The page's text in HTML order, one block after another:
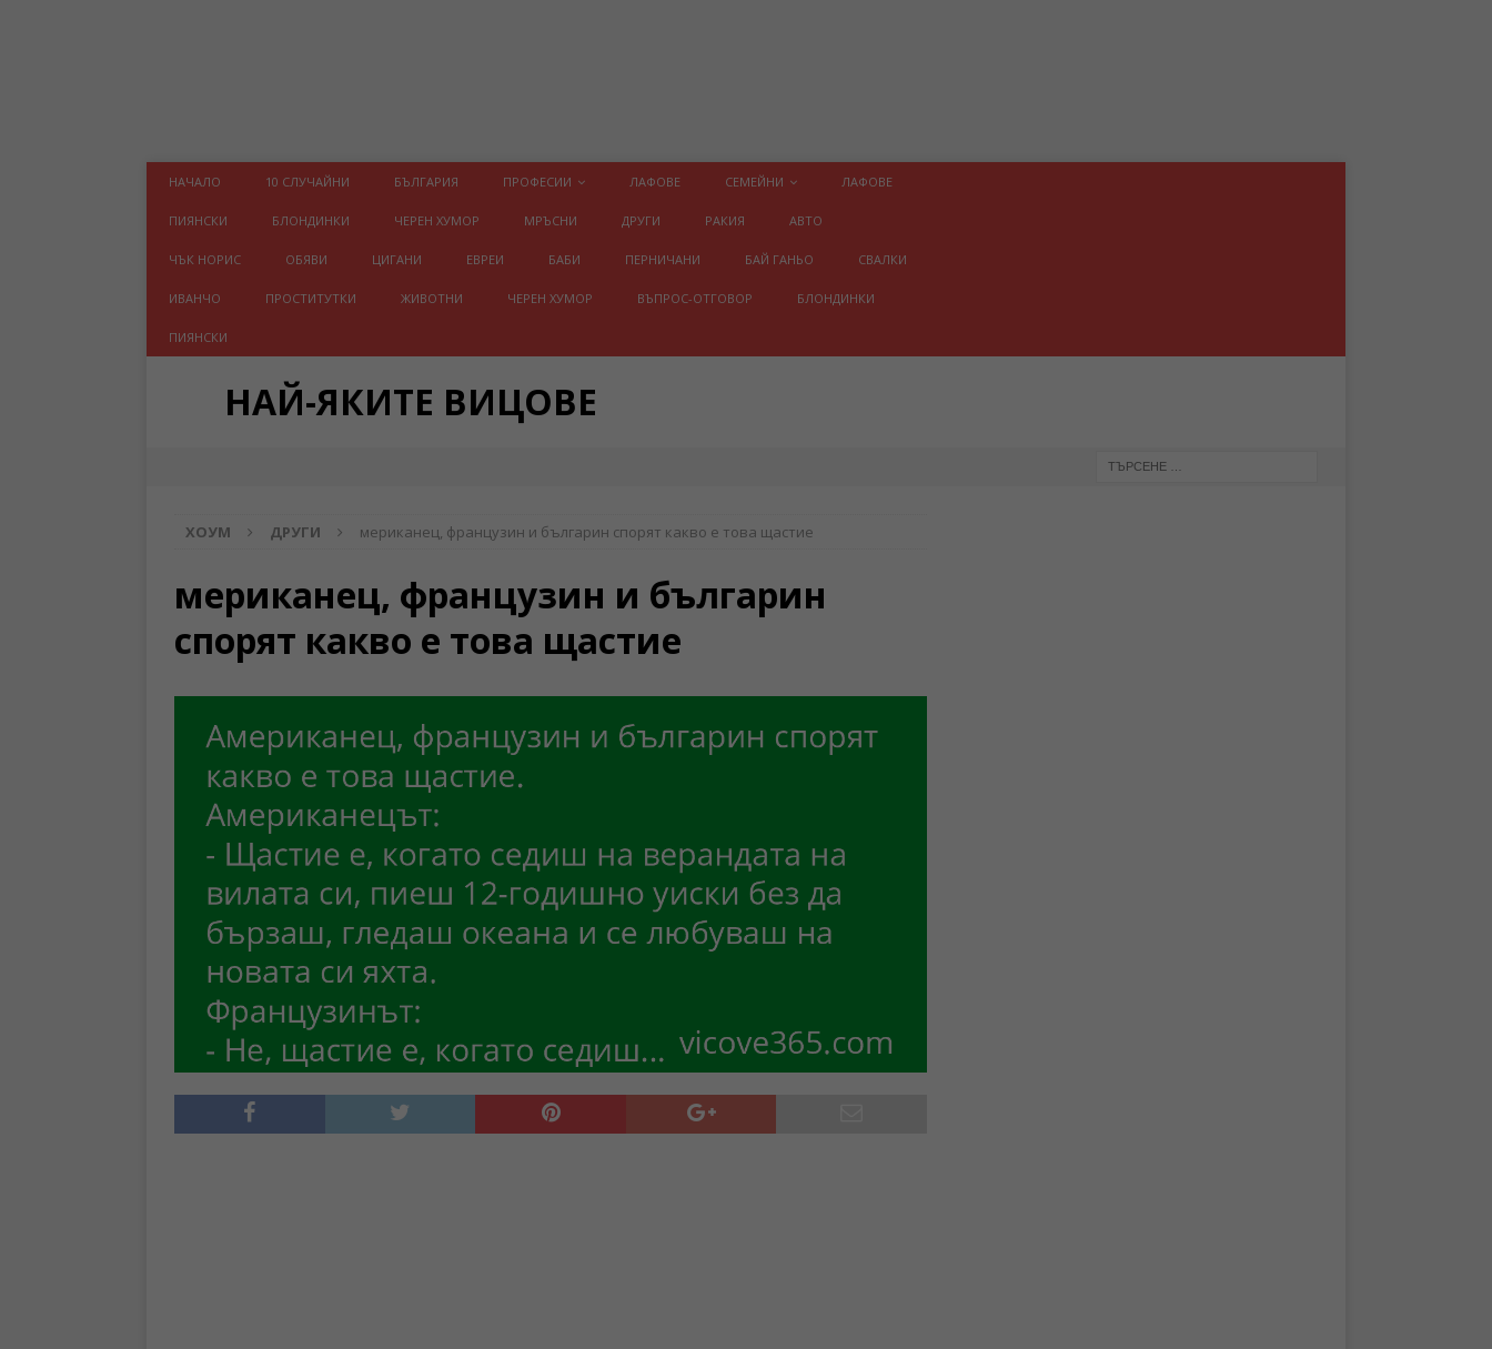
НАЧАЛО 10 СЛУЧАЙНИ БЪЛГАРИЯ ПРОФЕСИИ ЛАФОВЕ СЕМЕЙНИ ЛАФОВЕ
ПИЯНСКИ БЛОНДИНКИ ЧЕРЕН ХУМОР МРЪСНИ ДРУГИ РАКИЯ АВТО
ЧЪК НОРИС ОБЯВИ ЦИГАНИ ЕВРЕИ БАБИ ПЕРНИЧАНИ БАЙ ГАНЬО СВАЛКИ
ИВАНЧО ПРОСТИТУТКИ ЖИВОТНИ ЧЕРЕН ХУМОР ВЪПРОС-ОТГОВОР БЛОНДИНКИ
ПИЯНСКИ
НАЙ-ЯКИТЕ ВИЦОВЕ
ХОУМ ДРУГИ мериканец, французин и българин спорят какво е това щастие
мериканец, французин и българин
спорят какво е това щастие